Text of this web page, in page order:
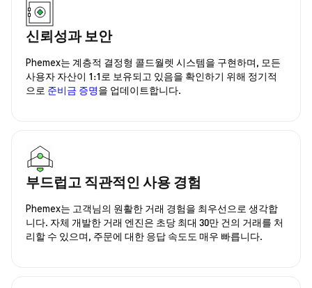
신뢰성과 보안
Phemex는 계층적 결정형 콜드월렛 시스템을 구현하며, 모든
사용자 자산이 1:1로 보유되고 있음을 확인하기 위해 정기적
으로 준비금 증명을 업데이트합니다.
부드럽고 직관적인 사용 경험
Phemex는 고객님의 원활한 거래 경험을 최우선으로 생각합
니다. 자체 개발한 거래 엔진은 초당 최대 30만 건의 거래를 처
리할 수 있으며, 주문에 대한 응답 속도도 매우 빠릅니다.